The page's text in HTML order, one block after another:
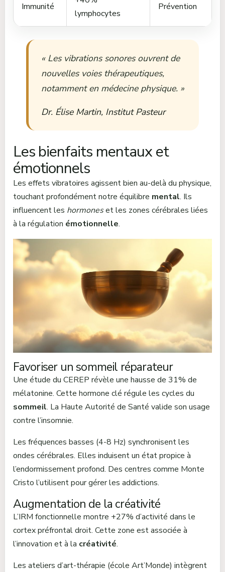
Immunité
lymphocytes
Prévention
« Les vibrations sonores ouvrent de
nouvelles voies thérapeutiques,
notamment en médecine physique. »
Dr. Élise Martin, Institut Pasteur
Les bienfaits mentaux et
émotionnels
Les effets vibratoires agissent bien au-delà du physique,
touchant profondément notre équilibre mental. Ils
influencent les hormoneset les zones cérébrales liées
à la régulation émotionnelle.
Favoriser un sommeil réparateur
Une étude du CEREP révèle une hausse de 31% de
mélatonine. Cette hormone clé régule les cycles du
sommeil. La Haute Autorité de Santé valide son usage
contre l’insomnie.
Les fréquences basses (4-8 Hz) synchronisent les
ondes cérébrales. Elles induisent un état propice à
l’endormissement profond. Des centres comme Monte
Cristo l’utilisent pour gérer les addictions.
Augmentation de la créativité
L’IRM fonctionnelle montre +27% d’activité dans le
cortex préfrontal droit. Cette zone est associée à
l’innovation et à la créativité.
Les ateliers d’art-thérapie (école Art’Monde) intègrent